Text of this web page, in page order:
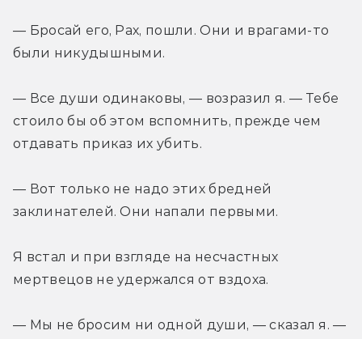
— Бросай его, Рах, пошли. Они и врагами-то
были никудышными.
— Все души одинаковы, — возразил я. — Тебе
стоило бы об этом вспомнить, прежде чем
отдавать приказ их убить.
— Вот только не надо этих бредней
заклинателей. Они напали первыми.
Я встал и при взгляде на несчастных
мертвецов не удержался от вздоха.
— Мы не бросим ни одной души, — сказал я. —